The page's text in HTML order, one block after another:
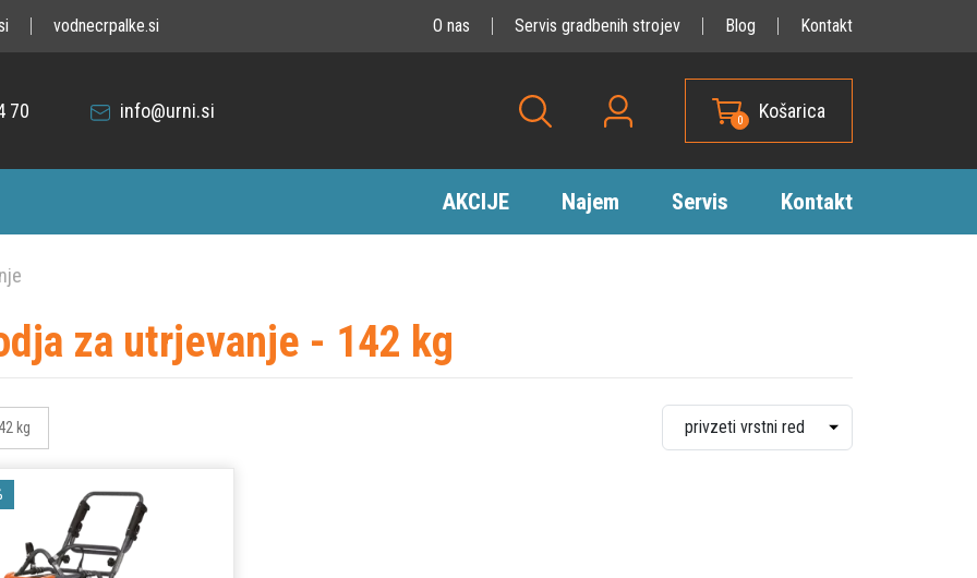
vodnecrpalke.si O nas Servis gradbenih strojev Blog Kontakt
70 info@urni.si 0 Košarica
AKCIJE Najem Servis Kontakt
za utrjevanje - 142 kg
kg